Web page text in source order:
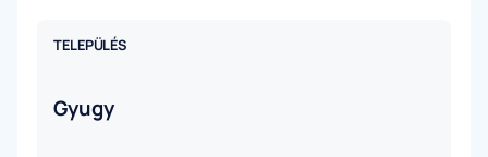
TELEPÜLÉS
Gyugy